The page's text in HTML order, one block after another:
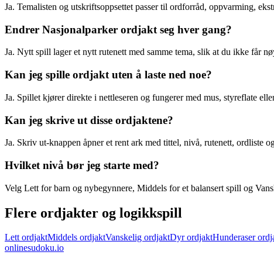
Ja. Temalisten og utskriftsoppsettet passer til ordforråd, oppvarming,
Endrer Nasjonalparker ordjakt seg hver gang?
Ja. Nytt spill lager et nytt rutenett med samme tema, slik at du ikke får
Kan jeg spille ordjakt uten å laste ned noe?
Ja. Spillet kjører direkte i nettleseren og fungerer med mus, styreflate
Kan jeg skrive ut disse ordjaktene?
Ja. Skriv ut-knappen åpner et rent ark med tittel, nivå, rutenett, ordliste
Hvilket nivå bør jeg starte med?
Velg Lett for barn og nybegynnere, Middels for et balansert spill og
Flere ordjakter og logikkspill
Lett ordjaktMiddels ordjaktVanskelig ordjaktDyr ordjaktHunderaser
onlinesudoku.io